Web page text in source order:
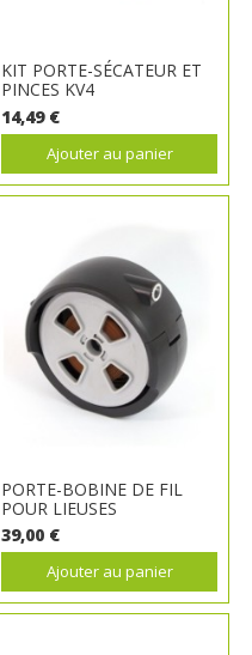
KIT PORTE-SÉCATEUR ET
PINCES KV4
14,49 €
Ajouter au panier
PORTE-BOBINE DE FIL
POUR LIEUSES
39,00 €
Ajouter au panier